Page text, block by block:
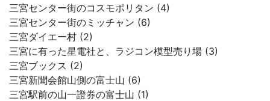
三宮センター街のコスモポリタン (4)
三宮センター街のミッチャン (6)
三宮ダイエー村 (2)
三宮に有った星電社と、ラジコン模型売り場 (3)
三宮ブックス (2)
三宮新聞会館山側の富士山 (6)
三宮駅前の山一證券の富士山 (1)